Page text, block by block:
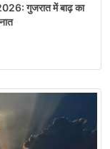
गुजरात में बाढ़ का